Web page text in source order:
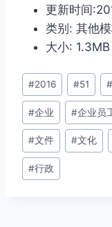
更新时间
类别: 其他
大小: 1.3MB
文
章
标
签：
#2016 #51 #
#企业 #企业员
#文件 #文化
#行政